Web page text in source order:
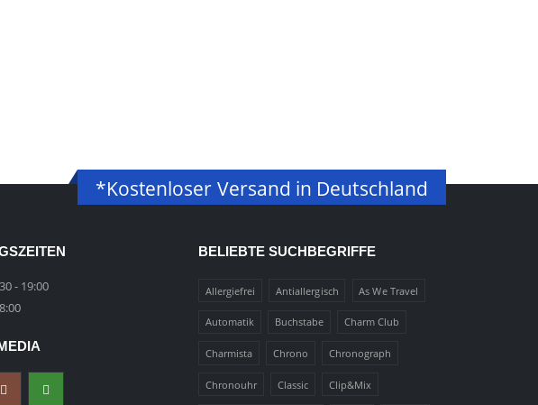
*Kostenloser Versand in Deutschland
- 19:00
BELIEBTE SUCHBEGRIFFE
Allergiefrei Antiallergisch As We Travel
Automatik Buchstabe Charm Club
Charmista Chrono Chronograph
Chronouhr Classic Clip&Mix